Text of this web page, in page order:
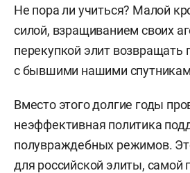
Не пора ли учиться? Малой
силой, взращиванием своих
перекупкой элит возвращать
с бывшими нашими
Вместо этого долгие годы
неэффективная политика
полувраждебных режимов.
для российской элиты, самой